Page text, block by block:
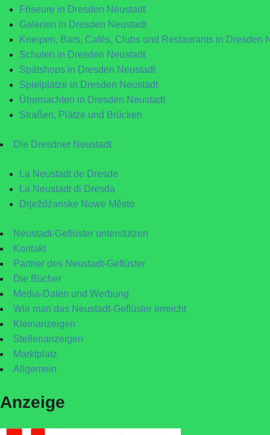
Friseure in Dresden Neustadt
Galerien in Dresden Neustadt
Kneipen, Bars, Cafés, Clubs und Restaurants in Dresden
Schulen in Dresden Neustadt
Spätshops in Dresden Neustadt
Spielplätze in Dresden Neustadt
Übernachten in Dresden Neustadt
Straßen, Plätze und Brücken
Die Dresdner Neustadt
La Neustadt de Dresde
La Neustadt di Dresda
Drježdźanske Nowe Město
Neustadt-Geflüster unterstützen
Kontakt
Partner des Neustadt-Geflüster
Die Bücher
Media-Daten und Werbung
Wie man das Neustadt-Geflüster erreicht
Kleinanzeigen
Stellenanzeigen
Marktplatz
Allgemein
Anzeige